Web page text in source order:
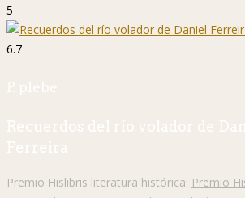
5
6.7
P. plebe
Recuerdos del río volador de
Ferreira
Premio Hislibris literatura histórica: Premio